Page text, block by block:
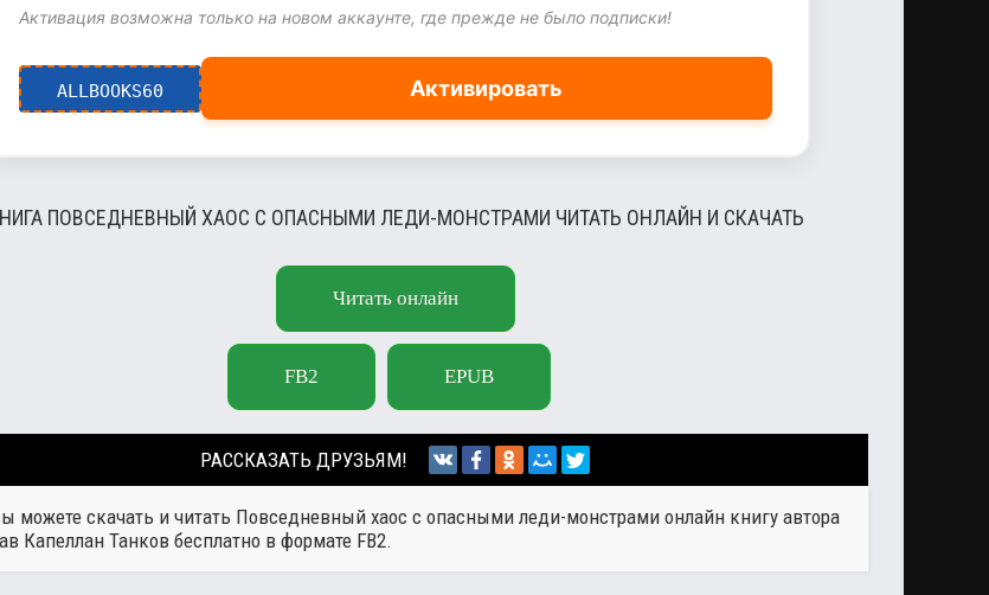
Активация возможна только на новом аккаунте, где прежде не было подписки!
ALLBOOKS60 Активировать
ПОВСЕДНЕВНЫЙ ХАОС С ОПАСНЫМИ ЛЕДИ-МОНСТРАМИ ЧИТАТЬ ОНЛАЙН И СКАЧАТЬ
Читать онлайн
FB2 EPUB
РАССКАЗАТЬ ДРУЗЬЯМ!
можете скачать и читать Повседневный хаос с опасными леди-монстрами онлайн книгу автора
Капеллан Танков бесплатно в формате FB2.